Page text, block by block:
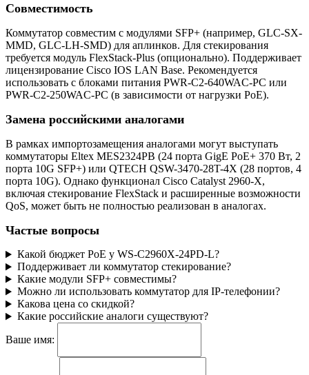
Совместимость
Коммутатор совместим с модулями SFP+ (например, GLC-SX-
MMD, GLC-LH-SMD) для аплинков. Для стекирования
требуется модуль FlexStack-Plus (опционально). Поддерживает
лицензирование Cisco IOS LAN Base. Рекомендуется
использовать с блоками питания PWR-C2-640WAC-PC или
PWR-C2-250WAC-PC (в зависимости от нагрузки PoE).
Замена российскими аналогами
В рамках импортозамещения аналогами могут выступать
коммутаторы Eltex MES2324PB (24 порта GigE PoE+ 370 Вт, 2
порта 10G SFP+) или QTECH QSW-3470-28T-4X (28 портов, 4
порта 10G). Однако функционал Cisco Catalyst 2960-X,
включая стекирование FlexStack и расширенные возможности
QoS, может быть не полностью реализован в аналогах.
Частые вопросы
Какой бюджет PoE у WS-C2960X-24PD-L?
Поддерживает ли коммутатор стекирование?
Какие модули SFP+ совместимы?
Можно ли использовать коммутатор для IP-телефонии?
Какова цена со скидкой?
Какие российские аналоги существуют?
Ваше имя: